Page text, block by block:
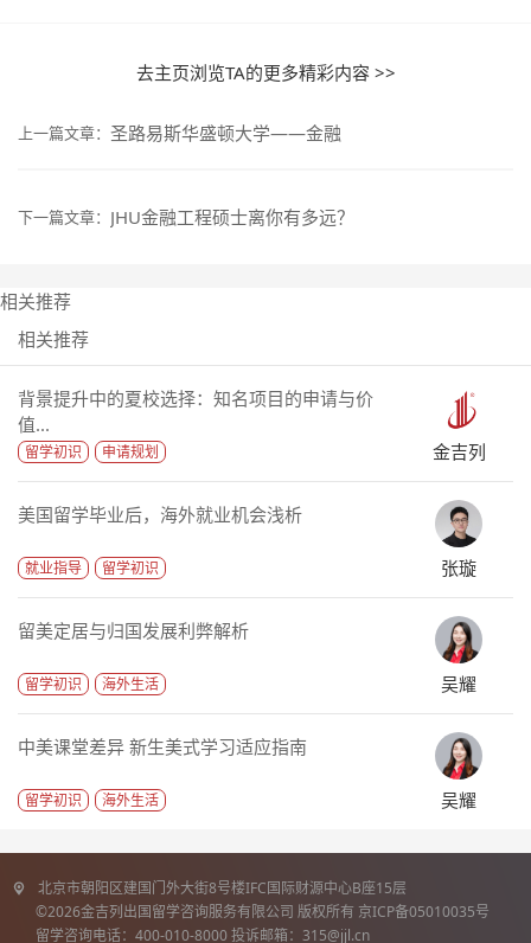
去主页浏览TA的更多精彩内容 >>
上一篇文章： 圣路易斯华盛顿大学——金融
下一篇文章： JHU金融工程硕士离你有多远？
相关推荐
相关推荐
背景提升中的夏校选择：知名项目的申请与价
值...
留学初识 申请规划 金吉列
美国留学毕业后，海外就业机会浅析
就业指导 留学初识 张璇
留美定居与归国发展利弊解析
留学初识 海外生活 吴耀
中美课堂差异 新生美式学习适应指南
留学初识 海外生活 吴耀
北京市朝阳区建国门外大街8号楼IFC国际财源中心B座15层
©2026金吉列出国留学咨询服务有限公司 版权所有 京ICP备05010035号
留学咨询电话：400-010-8000 投诉邮箱：315@jjl.cn